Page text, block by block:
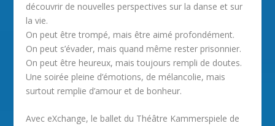
découvrir de nouvelles perspectives sur la danse et sur
la vie.
On peut être trompé, mais être aimé profondément.
On peut s’évader, mais quand même rester prisonnier.
On peut être heureux, mais toujours rempli de doutes.
Une soirée pleine d’émotions, de mélancolie, mais
surtout remplie d’amour et de bonheur.
Avec eXchange, le ballet du Théâtre Kammerspiele de